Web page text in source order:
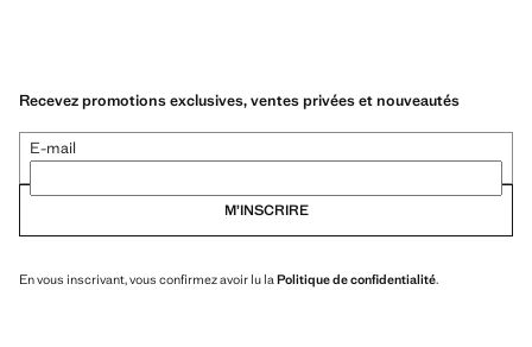
Recevez promotions exclusives, ventes privées et nouveautés
E-mail
M’INSCRIRE
En vous inscrivant, vous confirmez avoir lu la Politique de confidentialité.